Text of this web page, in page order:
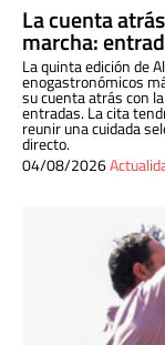
La cuenta
marcha:
La quinta edición de
enogastronómicos
su cuenta atrás con
entradas. La cita
reunir una cuidada
directo.
04/08/2026